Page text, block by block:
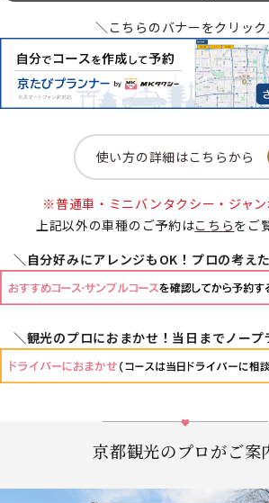
＼こちらのバナーをクリッ
使い方の詳細はこちらから
※普通車・ミニバンタクシー・ジャ
上記以外の車種のご予約はこちらをご
＼自分好みにアレンジもOK！プロの考え
＼観光のプロにおまかせ！当日までノー
京都観光のプロがご案